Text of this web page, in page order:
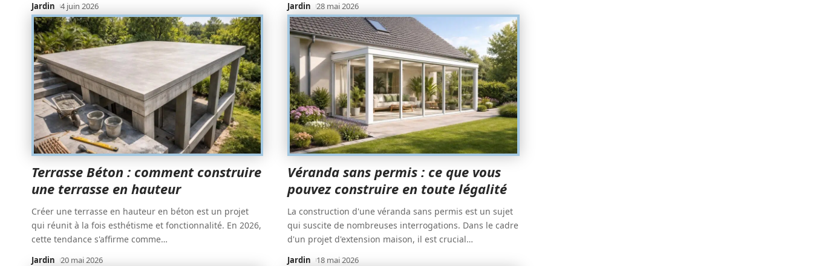
Jardin 4 juin 2026 Jardin 28 mai 2026
Terrasse Béton : comment construire
une terrasse en hauteur
Créer une terrasse en hauteur en béton est un projet
qui réunit à la fois esthétisme et fonctionnalité. En 2026,
cette tendance s'affirme comme…
Jardin 20 mai 2026
Véranda sans permis : ce que vous
pouvez construire en toute légalité
La construction d'une véranda sans permis est un sujet
qui suscite de nombreuses interrogations. Dans le cadre
d'un projet d'extension maison, il est crucial…
Jardin 18 mai 2026